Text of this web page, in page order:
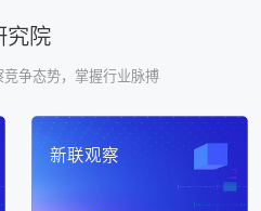
究院
争态势，掌握⾏业脉搏
新联观察